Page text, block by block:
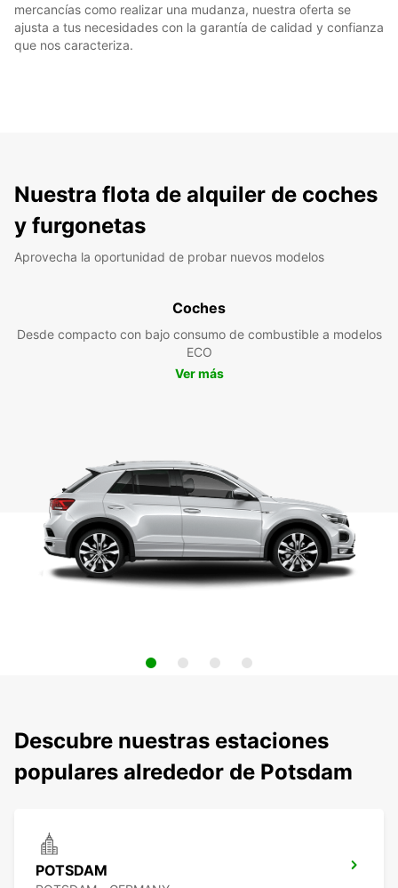
mercancías como realizar una mudanza, nuestra oferta se
ajusta a tus necesidades con la garantía de calidad y confianza
que nos caracteriza.
Nuestra flota de alquiler de coches
y furgonetas
Aprovecha la oportunidad de probar nuevos modelos
Coches
Desde compacto con bajo consumo de combustible a modelos
ECO
Ver más
Descubre nuestras estaciones
populares alrededor de Potsdam
POTSDAM